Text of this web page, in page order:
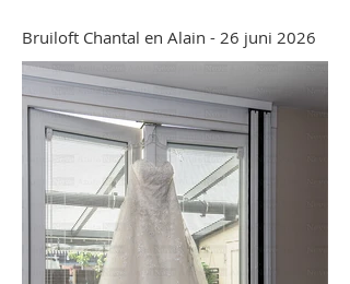
Bruiloft Chantal en Alain - 26 juni 2026